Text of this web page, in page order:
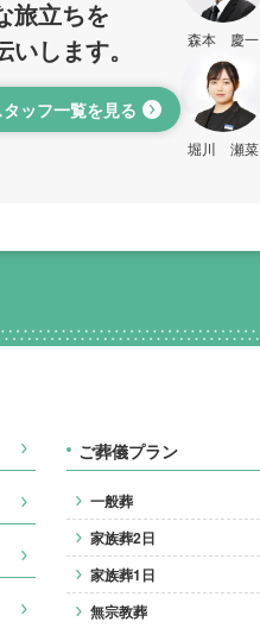
旅立ちを
いします。
タッフ一覧を見る
森本 慶一
堀川 瀬菜
ご葬儀プラン
一般葬
家族葬2日
家族葬1日
無宗教葬